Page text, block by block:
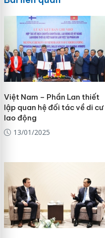
Việt Nam – Phần Lan thiết
lập quan hệ đối tác về di cư
lao động
13/01/2025